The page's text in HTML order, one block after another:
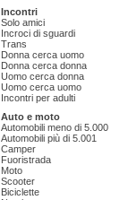
Incontri
Solo amici
Incroci di sguardi
Trans
Donna cerca uomo
Donna cerca donna
Uomo cerca donna
Uomo cerca uomo
Incontri per adulti
Auto e moto
Automobili meno di 5.000
Automobili più di 5.001
Camper
Fuoristrada
Moto
Scooter
Biciclette